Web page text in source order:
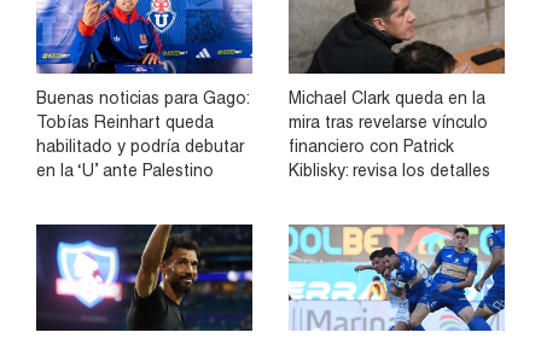
Buenas noticias para Gago:
Tobías Reinhart queda
habilitado y podría debutar
en la ‘U’ ante Palestino
Michael Clark queda en la
mira tras revelarse vínculo
financiero con Patrick
Kiblisky: revisa los detalles